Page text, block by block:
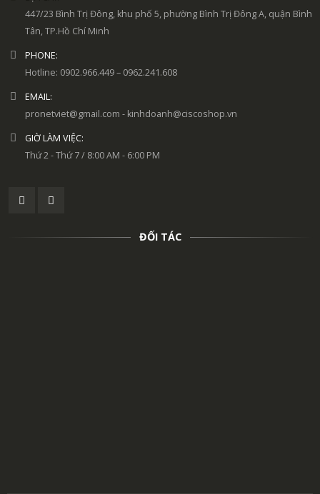
447/23 Bình Trị Đông, khu phố 5, phường Bình Trị Đông A, quận Bình
Tân, TP.Hồ Chí Minh
PHONE:
Hotline: 0902.966.449 – 0962.241.608
EMAIL:
pronetviet@gmail.com - kinhdoanh@ciscoshop.vn
GIỜ LÀM VIỆC:
Thứ 2 - Thứ 7 / 8:00 AM - 6:00 PM
ĐỐI TÁC